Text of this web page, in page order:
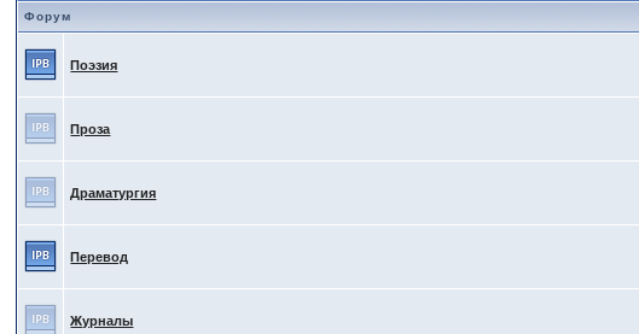
Форум
Поэзия
Проза
Драматургия
Перевод
Журналы